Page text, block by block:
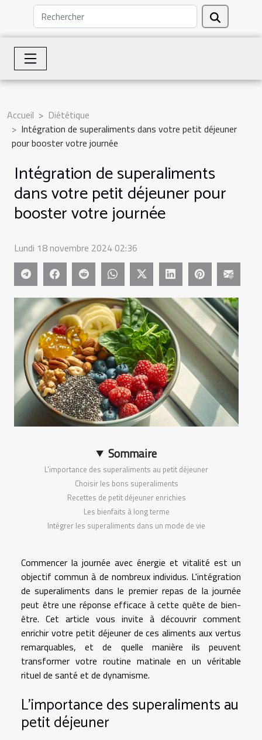
Accueil
Diététique
Intégration de superaliments dans votre petit déjeuner
pour booster votre journée
Intégration de superaliments
dans votre petit déjeuner pour
booster votre journée
Lundi 18 novembre 2024 02:36
Sommaire
L'importance des superaliments au petit déjeuner
Choisir les bons superaliments
Recettes de petit déjeuner enrichies
Les bienfaits à long terme
Intégrer les superaliments dans un mode de vie
Commencer la journée avec énergie et vitalité est un
objectif commun à de nombreux individus. L'intégration
de superaliments dans le premier repas de la journée
peut être une réponse efficace à cette quête de bien-
être. Cet article vous invite à découvrir comment
enrichir votre petit déjeuner de ces aliments aux vertus
remarquables, et de quelle manière ils peuvent
transformer votre routine matinale en un véritable
rituel de santé et de dynamisme.
L'importance des superaliments au
petit déjeuner